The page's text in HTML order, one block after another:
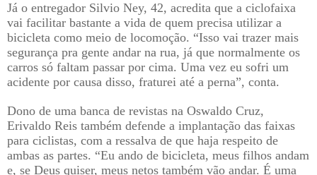
Já o entregador Silvio Ney, 42, acredita que a ciclofaixa
vai facilitar bastante a vida de quem precisa utilizar a
bicicleta como meio de locomoção. “Isso vai trazer mais
segurança pra gente andar na rua, já que normalmente os
carros só faltam passar por cima. Uma vez eu sofri um
acidente por causa disso, fraturei até a perna”, conta.
Dono de uma banca de revistas na Oswaldo Cruz,
Erivaldo Reis também defende a implantação das faixas
para ciclistas, com a ressalva de que haja respeito de
ambas as partes. “Eu ando de bicicleta, meus filhos andam
e, se Deus quiser, meus netos também vão andar. É uma